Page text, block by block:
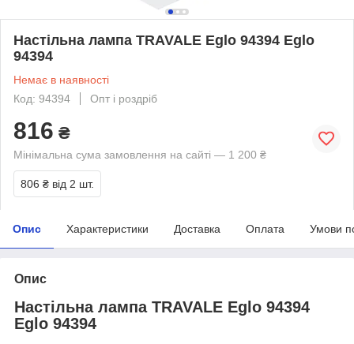
Настільна лампа TRAVALE Eglo 94394 Eglo
94394
Немає в наявності
Код: 94394
Опт і роздріб
816 ₴
Мінімальна сума замовлення на сайті — 1 200 ₴
806 ₴ від 2 шт.
Опис Характеристики Доставка Оплата Умови
Опис
Настільна лампа TRAVALE Eglo 94394
Eglo 94394